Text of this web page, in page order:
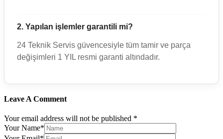
2. Yapılan işlemler garantili mi?
24 Teknik Servis güvencesiyle tüm tamir ve parça
değişimleri 1 YIL resmi garanti altındadır.
Leave A Comment
Your email address will not be published *
Your Name*